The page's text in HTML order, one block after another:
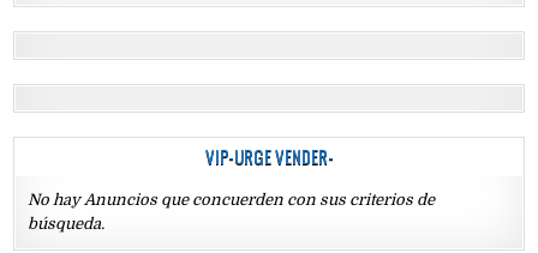
VIP-URGE VENDER-
No hay Anuncios que concuerden con sus criterios de
búsqueda.